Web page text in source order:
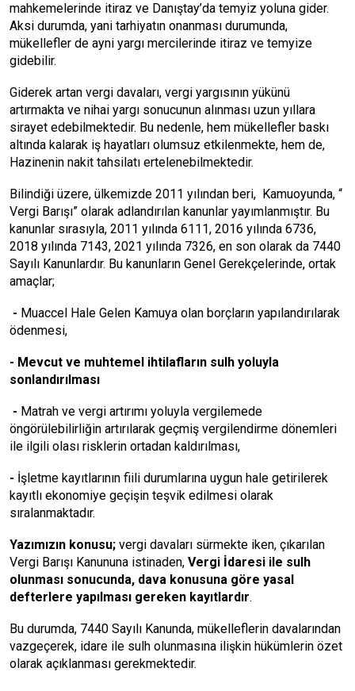
mahkemelerinde itiraz ve Danıştay’da temyiz yoluna gider.
Aksi durumda, yani tarhiyatın onanması durumunda,
mükellefler de ayni yargı mercilerinde itiraz ve temyize
gidebilir.
Giderek artan vergi davaları, vergi yargısının yükünü
artırmakta ve nihai yargı sonucunun alınması uzun yıllara
sirayet edebilmektedir. Bu nedenle, hem mükellefler baskı
altında kalarak iş hayatları olumsuz etkilenmekte, hem de,
Hazinenin nakit tahsilatı ertelenebilmektedir.
Bilindiği üzere, ülkemizde 2011 yılından beri, Kamuoyunda, “
Vergi Barışı” olarak adlandırılan kanunlar yayımlanmıştır. Bu
kanunlar sırasıyla, 2011 yılında 6111, 2016 yılında 6736,
2018 yılında 7143, 2021 yılında 7326, en son olarak da 7440
Sayılı Kanunlardır. Bu kanunların Genel Gerekçelerinde, ortak
amaçlar;
- Muaccel Hale Gelen Kamuya olan borçların yapılandırılarak
ödenmesi,
- Mevcut ve muhtemel ihtilafların sulh yoluyla
sonlandırılması
- Matrah ve vergi artırımı yoluyla vergilemede
öngörülebilirliğin artırılarak geçmiş vergilendirme dönemleri
ile ilgili olası risklerin ortadan kaldırılması,
- İşletme kayıtlarının fiili durumlarına uygun hale getirilerek
kayıtlı ekonomiye geçişin teşvik edilmesi olarak
sıralanmaktadır.
Yazımızın konusu; vergi davaları sürmekte iken, çıkarılan
Vergi Barışı Kanununa istinaden, Vergi İdaresi ile sulh
olunması sonucunda, dava konusuna göre yasal
defterlere yapılması gereken kayıtlardır.
Bu durumda, 7440 Sayılı Kanunda, mükelleflerin davalarından
vazgeçerek, idare ile sulh olunmasına ilişkin hükümlerin özet
olarak açıklanması gerekmektedir.